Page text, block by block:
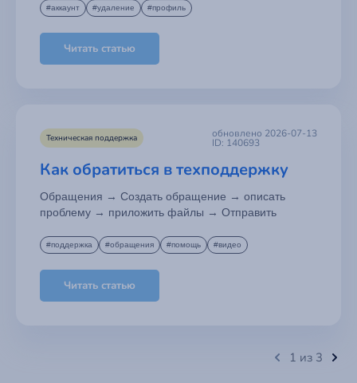
#аккаунт #удаление #профиль
Читать статью
Техническая поддержка обновлено 2026-07-13
ID: 140693
Как обратиться в техподдержку
Обращения → Создать обращение → описать
проблему → приложить файлы → Отправить
#поддержка #обращения #помощь #видео
Читать статью
1 из 3